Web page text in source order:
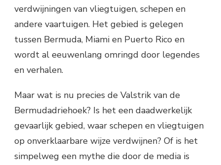
verdwijningen van vliegtuigen, schepen en
andere vaartuigen. Het gebied is gelegen
tussen Bermuda, Miami en Puerto Rico en
wordt al eeuwenlang omringd door legendes
en verhalen.
Maar wat is nu precies de Valstrik van de
Bermudadriehoek? Is het een daadwerkelijk
gevaarlijk gebied, waar schepen en vliegtuigen
op onverklaarbare wijze verdwijnen? Of is het
simpelweg een mythe die door de media is